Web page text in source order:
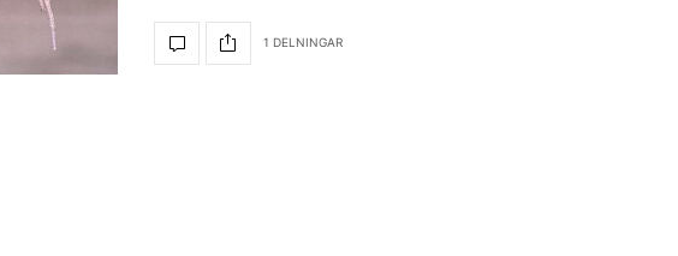
1 DELNINGAR